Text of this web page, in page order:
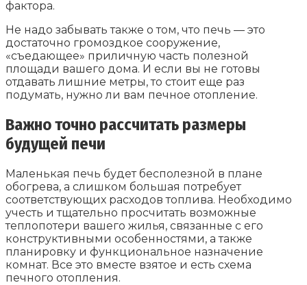
фактора.
Не надо забывать также о том, что печь — это
достаточно громоздкое сооружение,
«съедающее» приличную часть полезной
площади вашего дома. И если вы не готовы
отдавать лишние метры, то стоит еще раз
подумать, нужно ли вам печное отопление.
Важно точно рассчитать размеры
будущей печи
Маленькая печь будет бесполезной в плане
обогрева, а слишком большая потребует
соответствующих расходов топлива. Необходимо
учесть и тщательно просчитать возможные
теплопотери вашего жилья, связанные с его
конструктивными особенностями, а также
планировку и функциональное назначение
комнат. Все это вместе взятое и есть схема
печного отопления.